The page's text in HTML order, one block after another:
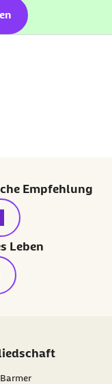
Empfehlung
Leben